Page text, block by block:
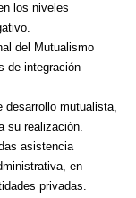
los niveles
del Mutualismo
de integración
desarrollo mutualista,
su realización.
asistencia
en
privadas.